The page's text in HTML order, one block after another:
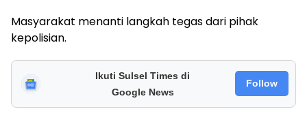
Masyarakat menanti langkah tegas dari pihak
kepolisian.
Ikuti Sulsel Times di
Google News
Follow